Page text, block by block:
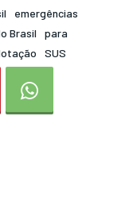
emergências
Brasil
para
SUS